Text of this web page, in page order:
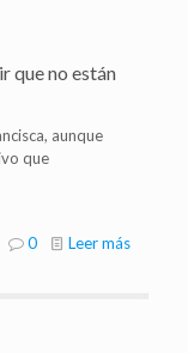
que no están
aunque
que
0 Leer más